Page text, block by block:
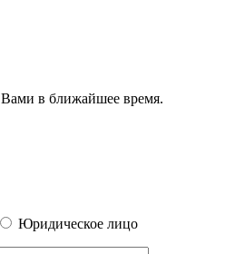
в ближайшее время.
Юридическое лицо